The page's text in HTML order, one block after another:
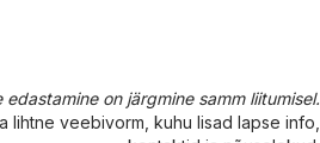
edastamine on järgmine samm liitumisel.
lihtne veebivorm, kuhu lisad lapse info,